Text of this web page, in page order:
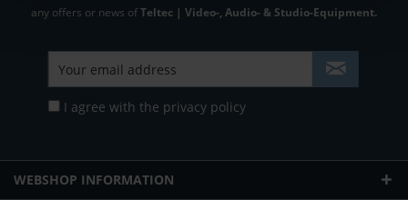
any offers or news ofTeltec | Video-, Audio- & Studio-Equipment.
I agree with the privacy policy
WEBSHOP INFORMATION